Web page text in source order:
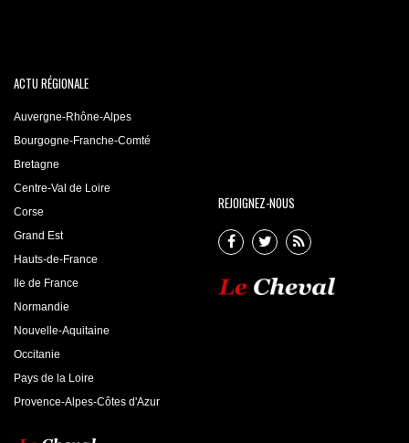
ACTU RÉGIONALE
Auvergne-Rhône-Alpes
Bourgogne-Franche-Comté
Bretagne
Centre-Val de Loire
Corse
Grand Est
Hauts-de-France
Ile de France
Normandie
Nouvelle-Aquitaine
Occitanie
Pays de la Loire
Provence-Alpes-Côtes d'Azur
REJOIGNEZ-NOUS